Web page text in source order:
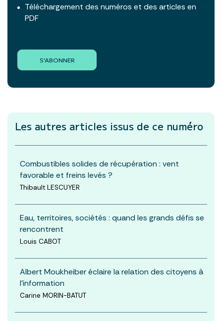
Téléchargement des numéros et des articles en
PDF
S'ABONNER
Les autres articles issus de ce numéro
Combustibles solides de récupération : vent
favorable et freins levés ?
Thibault LESCUYER
Eau, territoires, sociétés : quand les grands défis se
rencontrent
Louis CABOT
Albert Moukheiber éclaire la relation des citoyens à
l’information
Carine MORIN-BATUT